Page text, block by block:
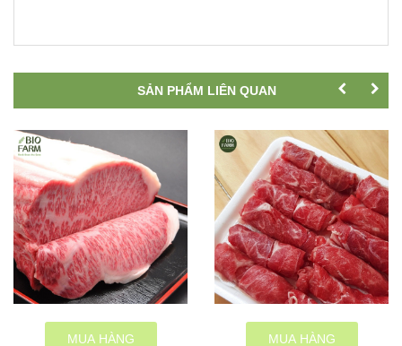
SẢN PHẨM LIÊN QUAN
MUA HÀNG MUA HÀNG